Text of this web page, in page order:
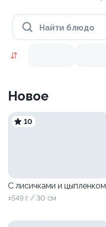
Найти блюдо
Новое
10
С лисичками и цыпленком
±549 г / 30 см